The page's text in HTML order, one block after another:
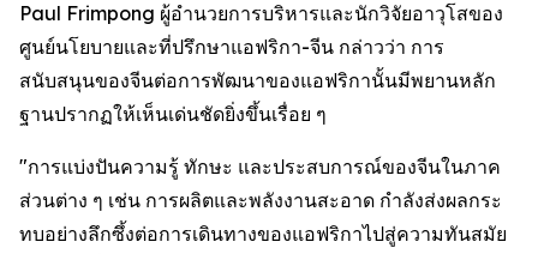
Paul Frimpong ผู้อำนวยการบริหารและนักวิจัยอาวุโสของ
ศูนย์นโยบายและที่ปรึกษาแอฟริกา-จีน กล่าวว่า การ
สนับสนุนของจีนต่อการพัฒนาของแอฟริกานั้นมีพยานหลัก
ฐานปรากฏให้เห็นเด่นชัดยิ่งขึ้นเรื่อย ๆ
"การแบ่งปันความรู้ ทักษะ และประสบการณ์ของจีนในภาค
ส่วนต่าง ๆ เช่น การผลิตและพลังงานสะอาด กำลังส่งผลกระ
ทบอย่างลึกซึ้งต่อการเดินทางของแอฟริกาไปสู่ความทันสมัย